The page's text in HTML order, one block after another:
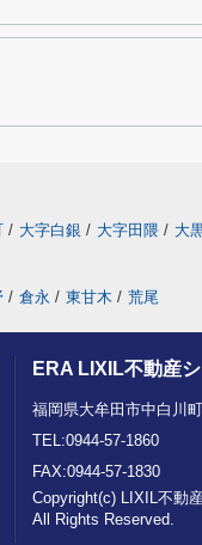
/ 大字白銀 / 大字田隈 / 大
/ 倉永 / 東甘木 / 荒尾
ERA LIXIL不動産
福岡県大牟田市中白川
TEL:0944-57-1860
FAX:0944-57-1830
Copyright(c) LIXIL不動
All Rights Reserved.